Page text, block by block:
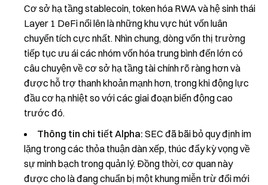
Cơ sở hạ tầng stablecoin, token hóa RWA và hệ sinh thái
Layer 1 DeFi nổi lên là những khu vực hút vốn luân
chuyển tích cực nhất. Nhìn chung, dòng vốn thị trường
tiếp tục ưu ái các nhóm vốn hóa trung bình đến lớn có
câu chuyện về cơ sở hạ tầng tài chính rõ ràng hơn và
được hỗ trợ thanh khoản mạnh hơn, trong khi động lực
đầu cơ hạ nhiệt so với các giai đoạn biến động cao
trước đó.
Thông tin chi tiết Alpha: SEC đã bãi bỏ quy định im
lặng trong các thỏa thuận dàn xếp, thúc đẩy kỳ vọng về
sự minh bạch trong quản lý. Đồng thời, cơ quan này
được cho là đang chuẩn bị một khung miễn trừ đổi mới